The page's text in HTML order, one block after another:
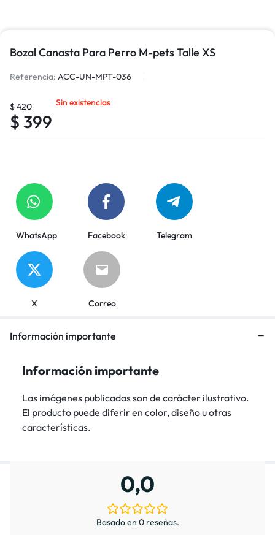
Bozal Canasta Para Perro M-pets Talle XS
Referencia: ACC-UN-MPT-036
$420
$ 399
Sin existencias
WhatsApp Facebook Telegram
X Correo
Información importante
Información importante
Las imágenes publicadas son de carácter ilustrativo.
El producto puede diferir en color, diseño u otras
características.
0,0
Basado en 0 reseñas.